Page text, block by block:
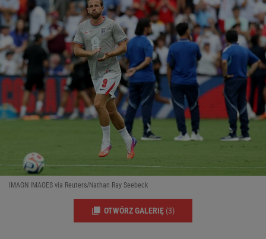
IMAGN IMAGES via Reuters/Nathan Ray Seebeck
OTWÓRZ GALERIĘ (3)